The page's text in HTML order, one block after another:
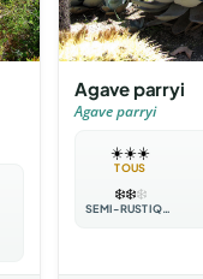
Agave parryi
Agave parryi
☀️☀️☀️
TOUS
❄️❄️❄️
SEMI-RUSTIQUE